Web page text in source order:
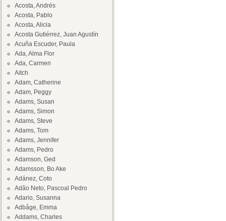
Acosta, Andrés
Acosta, Pablo
Acosta, Alicia
Acosta Gutiérrez, Juan Agustín
Acuña Escuder, Paula
Ada, Alma Flor
Ada, Carmen
Aitch
Adam, Catherine
Adam, Peggy
Adams, Susan
Adams, Simon
Adams, Steve
Adams, Tom
Adams, Jennifer
Adams, Pedro
Adamson, Ged
Adamsson, Bo Ake
Adánez, Coto
Adâo Neto, Pascoal Pedro
Adario, Susanna
Adbåge, Emma
Addams, Charles